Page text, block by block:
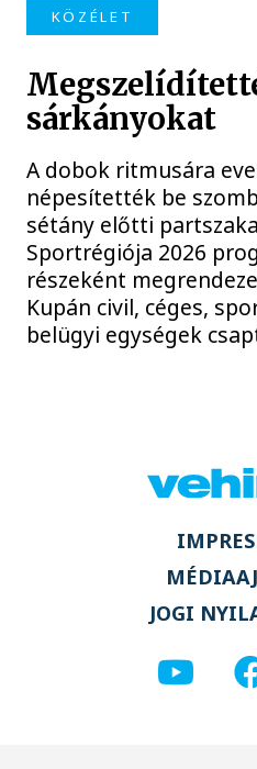
KÖZÉLET
sárkányokat
A dobok ritmusára
népesítették be
sétány előtti
Sportrégiója 2026
részeként
Kupán civil, céges,
belügyi egységek
JOGI